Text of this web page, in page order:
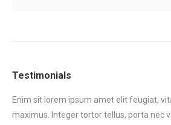
Testimonials
Enim sit lorem ipsum amet elit feugiat,
maximus. Integer tortor tellus, porta nec